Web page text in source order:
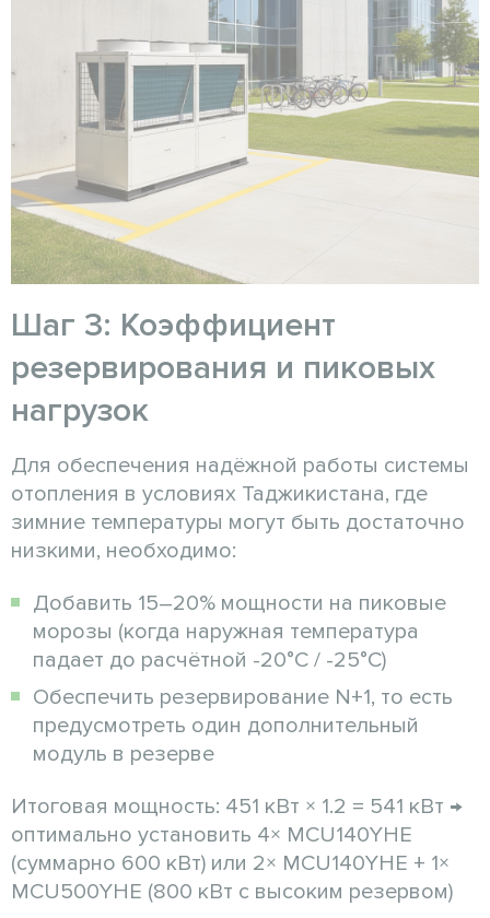
Шаг 3: Коэффициент
резервирования и пиковых
нагрузок
Для обеспечения надёжной работы системы
отопления в условиях Таджикистана, где
зимние температуры могут быть достаточно
низкими, необходимо:
Добавить 15–20% мощности на пиковые
морозы (когда наружная температура
падает до расчётной -20°C / -25°C)
Обеспечить резервирование N+1, то есть
предусмотреть один дополнительный
модуль в резерве
Итоговая мощность: 451 кВт × 1.2 = 541 кВт →
оптимально установить 4× MCU140YHE
(суммарно 600 кВт) или 2× MCU140YHE + 1×
MCU500YHE (800 кВт с высоким резервом)